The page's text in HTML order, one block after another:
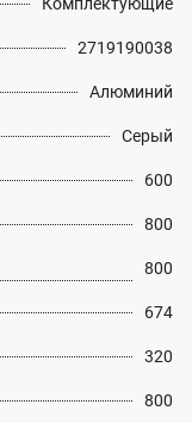
2719190038
Алюминий
Серый
600
800
800
674
320
800